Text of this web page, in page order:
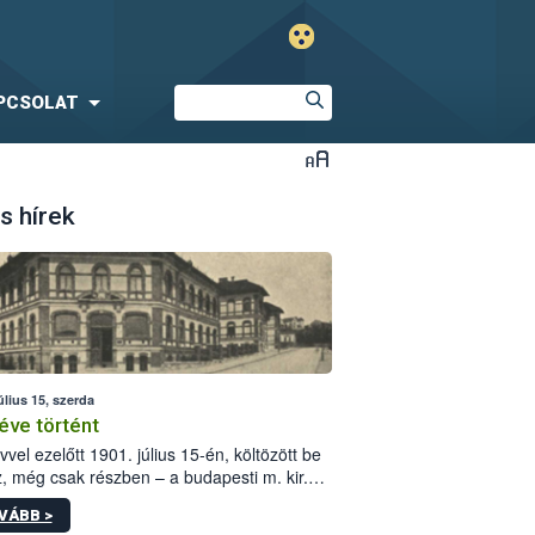
hírek
15, szerda
történt
ezelőtt 1901. július 15-én, költözött be
még csak részben – a budapesti m. kir.
állomás a Kis Rókus utca
alatti, Czigler Győző által tervezett új
>